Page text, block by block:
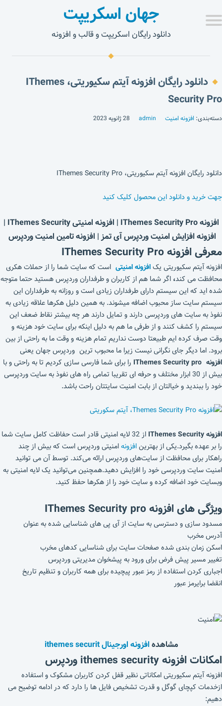
جهان اسکریپت
دانلود رایگان اسکریپت و قالب و افزونه
دانلود رایگان افزونه آیتم سکیوریتی، IThemes
Security Pro
دسته‌بندی: افزونه امنیت admin 28 ژانویه 2023
دانلود رایگان افزونه آیتم سکیوریتی، IThemes Security Pro
جهت خرید و دانلود این محصول کلیک کنید
افزونه IThemes Security Pro | افزونه امنیتی IThemes Security |
افزونه افزایش امنیت وردپرس آی تمز | افزونه تامین امنیت وردپرس
معرفی افزونه IThemes Security Pro
افزونه آیتم سکیوریتی یکافزونه امنیتی است که سایت شما را از حملات هکری
محافظت می کند، اگر شما هم از کاربران و طرفداران وردپرس هستید حتما متوجه
شده اید که این سیستم دارای طرفداران زیادی است و روزانه به طرفداران این
سیستم سایت ساز محبوب اضافه میشوند. به همین دلیل هکرها علاقه زیادی به
نفوذ به سایت های وردپرسی دارند و تمایل دارند هر چه بیشتر نقاط ضعف این
سیستم را کشف کنند و از طرفی ما هم به دلیل اینکه برای سایت خود هزینه و
وقت صرف کرده ایم طبیعتا دوست نداریم تمام هزینه و وقت ما به راحتی از بین
برود. اما دیگر جای نگرانی نیست زیرا ما محبوب ترین وردپرس جهان یعنی
افزونه IThemes Security pro
را برای شما فارسی سازی کردیم تا به راحتی و با
بیش از 30 ابزار مختلف و حرفه ای تقریبا تمامی راه های نفوذ به سایت وردپرسی
خود را ببندید و خیالتان از بابت امنیت سایتتان راحت باشد.
افزونه IThemes Security
از 32 لایه امنیتی قادر است حفاظت کامل سایت شما
را بر عهده بگیرد.یکی از بهترینافزونهامنیتی وردپرس است که بیش از چند
راهکار برای محافظت از سایت‌های وردپرس ارائه می‌کند. توسط آن می توانید
امنیت سایت وردپرسی خود را افزایش دهید.همچنین می‌توانید یک لایه امنیتی به
وبسایت خود اضافه کرده و سایت خود را از هکرها حفظ کنید.
ویژگی های افزونه IThemes Security pro
مسدود سازی و دسترسی به سایت از آی پی های شناسایی شده به عنوان
آدرس مخرب
اسکن زمان بندی شده صفحات سایت برای شناسایی کدهای مخرب
تغییر مسیر پیش فرض برای ورود به پیشخوان مدیریتی وردپرس
اجباری کردن استفاده از رمز عبور پیچیده برای همه کاربران و تنظیم تاریخ
انقضا برایرمز عبور
مشاهدهافزونه اورجینال ithemes securit
امکانات افزونه ithemes security وردپرس
افزونه آیتم سکیوریتی امکاناتی نظیر قفل کردن کاربران مشکوک و استفاده
ازخدمات کپچای گوگل و قدرت تشخیص فایل ها را دارد که در ادامه توضیح می
دهیم: